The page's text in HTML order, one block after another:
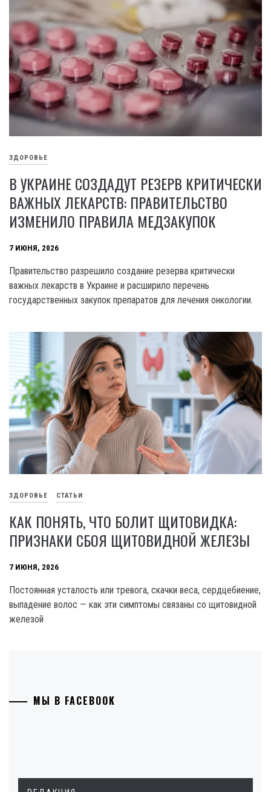
ЗДОРОВЬЕ
В УКРАИНЕ СОЗДАДУТ РЕЗЕРВ КРИТИЧЕСКИ
ВАЖНЫХ ЛЕКАРСТВ: ПРАВИТЕЛЬСТВО
ИЗМЕНИЛО ПРАВИЛА МЕДЗАКУПОК
7 ИЮНЯ, 2026
Правительство разрешило создание резерва критически
важных лекарств в Украине и расширило перечень
государственных закупок препаратов для лечения онкологии.
ЗДОРОВЬЕ СТАТЬИ
КАК ПОНЯТЬ, ЧТО БОЛИТ ЩИТОВИДКА:
ПРИЗНАКИ СБОЯ ЩИТОВИДНОЙ ЖЕЛЕЗЫ
7 ИЮНЯ, 2026
Постоянная усталость или тревога, скачки веса, сердцебиение,
выпадение волос — как эти симптомы связаны со щитовидной
железой
МЫ В FACEBOOK